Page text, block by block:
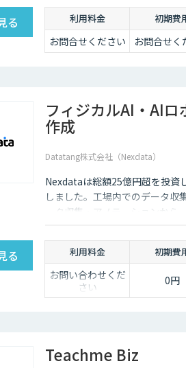
る 利用料金 初期費
お問合せください お問合せく
フィジカルAI・AIロ
作成
Datatang株式会社（Nexdata）
Nexdataは総額25億円超を投資
しました。工場内でのデータ
ータ収集・アノテーションか
製データセットまで、フィジカ
ションを提供いたします。
る 利用料金 初期費
お問い合わせくだ
さい
0円
Teachme Biz